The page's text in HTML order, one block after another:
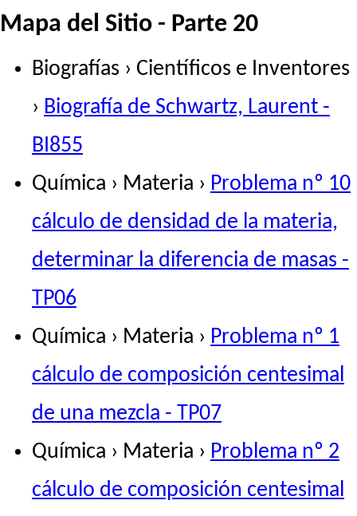
Mapa del Sitio - Parte 20
Biografías › Científicos e Inventores
› Biografía de Schwartz, Laurent -
BI855
Química › Materia › Problema nº 10
cálculo de densidad de la materia,
determinar la diferencia de masas -
TP06
Química › Materia › Problema nº 1
cálculo de composición centesimal
de una mezcla - TP07
Química › Materia › Problema nº 2
cálculo de composición centesimal